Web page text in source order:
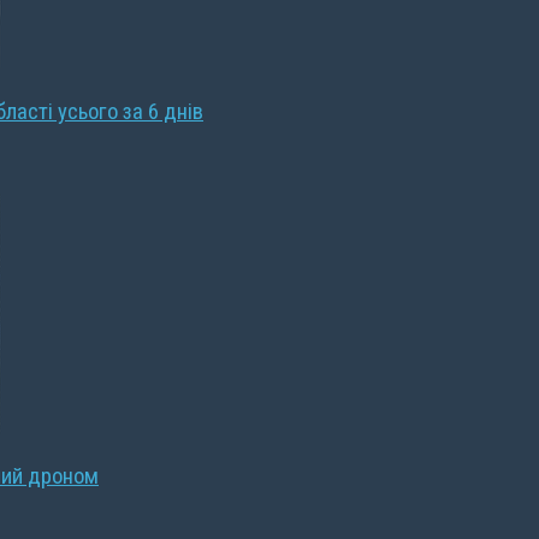
усього за 6 днів
дроном